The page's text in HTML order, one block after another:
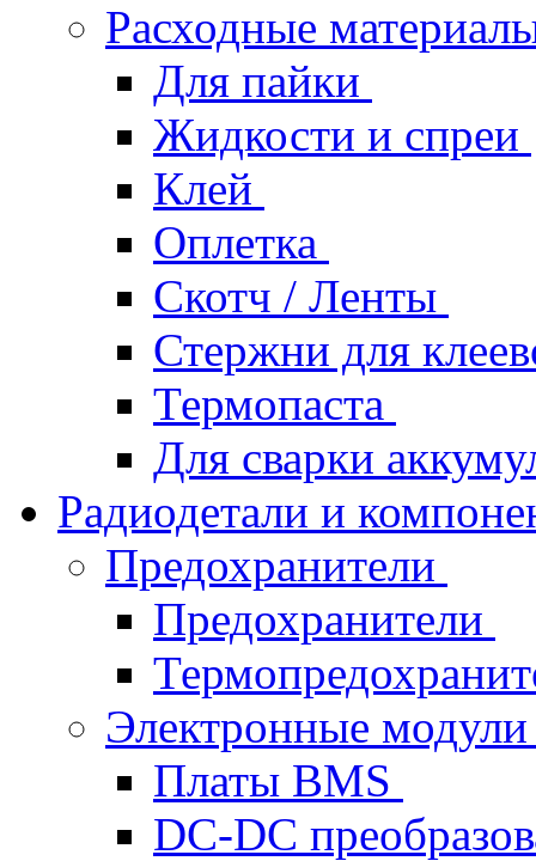
Расходные
Для пайки
Жидкости и спреи
Клей
Оплетка
Скотч / Ленты
Стержни для
Термопаста
Для сварки
Радиодетали и
Предохранители
Предохранители
Электронные
Платы BMS
DC-DC